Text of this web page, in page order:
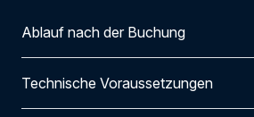
Ablauf nach der Buchung
Technische Voraussetzungen